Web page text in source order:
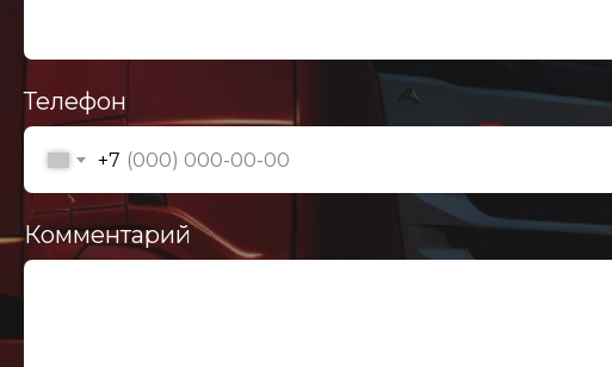
Телефон
+7
Комментарий